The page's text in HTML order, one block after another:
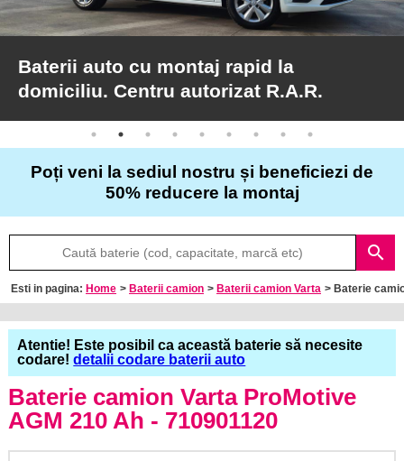
Baterii
de
camion
Articole
Despre
frecvente
Contact
Baterii auto cu montaj rapid la
domiciliu. Centru autorizat R.A.R.
Poți veni la sediul nostru și beneficiezi de
50% reducere la montaj
search
Esti in pagina: Home > Baterii camion > Baterii camion Varta > Baterie
Atentie! Este posibil ca această baterie să necesite
codare! detalii codare baterii auto
Baterie camion Varta ProMotive
AGM 210 Ah - 710901120